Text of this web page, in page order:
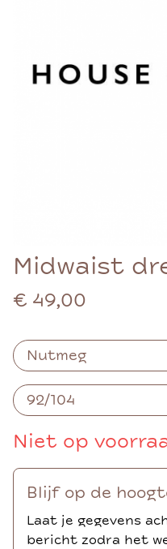
Midwaist
€ 49,00
Niet op
Blijf op de
Laat je gegevens
bericht zodra het